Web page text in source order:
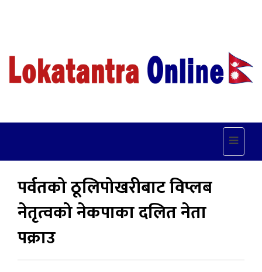
Toggle
पर्वतको ठूलिपोखरीबाट विप्लब
नेतृत्वको नेकपाका दलित नेता
पक्राउ